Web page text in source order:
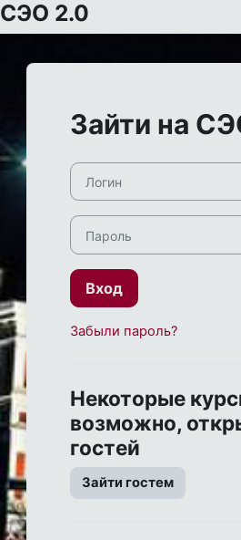
Перейти к основному содержанию
СЭО 2.0
Зайти на
Логин
Пароль
Вход
Забыли пароль?
Некоторые
возможно,
гостей
Зайти гостем